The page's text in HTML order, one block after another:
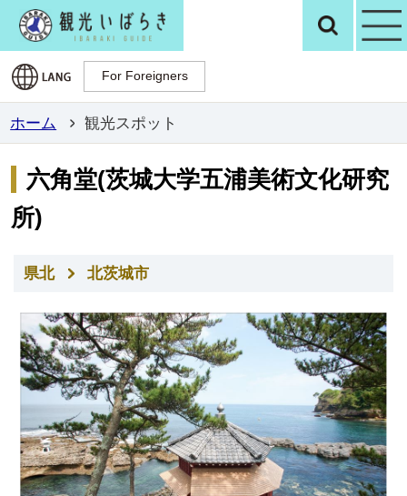
観光いばらき検
For Foreigners
For Foreigners
ホーム 観光スポット
六角堂(茨城大学五浦美術文化研究
所)
県北 北茨城市